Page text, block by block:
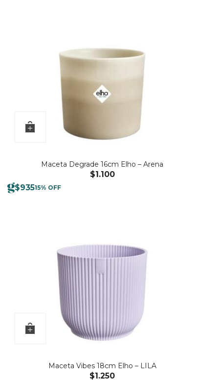
Maceta Degrade 16cm Elho – Arena
$1.100
$93515% OFF
Maceta Vibes 18cm Elho – LILA
$1.250